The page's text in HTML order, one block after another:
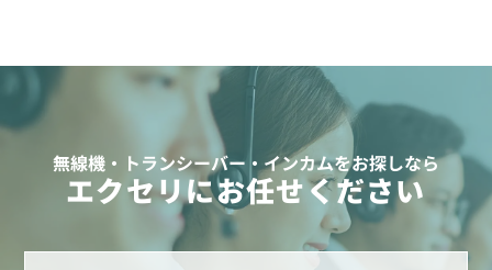
無線機・トランシーバー・インカムをお探しなら
エクセリにお任せください